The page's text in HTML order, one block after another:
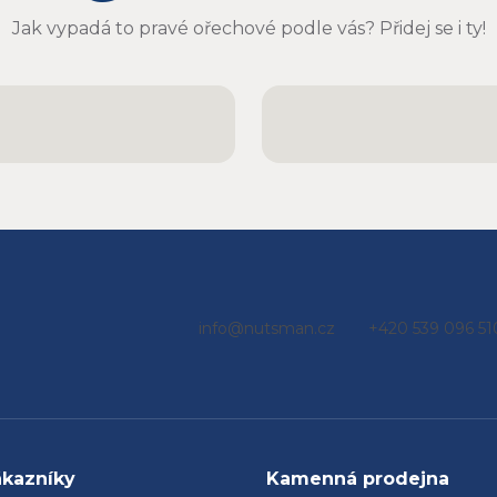
a určitě
Jak vypadá to pravé ořechové podle vás? Přidej se i ty!
info@nutsman.cz +420 539 096
Kamenná prodejna